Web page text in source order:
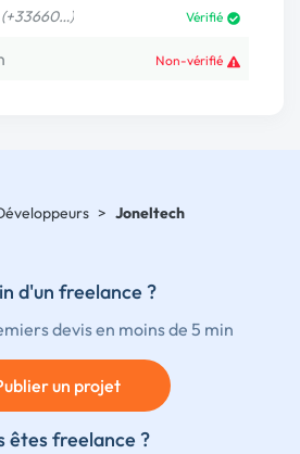
(+33660…) Vérifié
Non-vérifié
> Joneltech
d'un freelance ?
devis en moins de 5 min
un projet
êtes freelance ?